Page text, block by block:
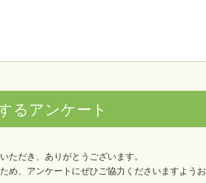
るアンケート
ただき、ありがとうございます。
め、アンケートにぜひご協力くださいますようお